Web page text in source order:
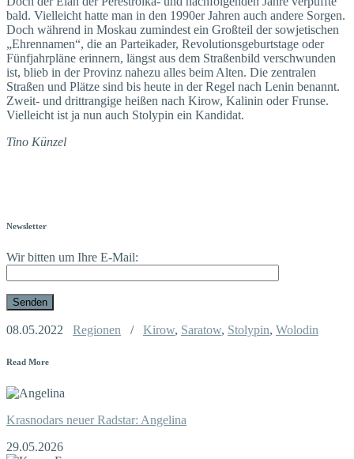
bald. Vielleicht hatte man in den 1990er Jahren auch andere Sorgen.
Doch während in Moskau zumindest ein Großteil der sowjetischen
„Ehrennamen“, die an Parteikader, Revolutionsgeburtstage oder
Fünfjahrpläne erinnern, längst aus dem Straßenbild verschwunden
ist, blieb in der Provinz nahezu alles beim Alten. Die zentralen
Straßen und Plätze sind bis heute in der Regel nach Lenin benannt.
Zweit- und drittrangige heißen nach Kirow, Kalinin oder Frunse.
Vielleicht ist ja nun auch Stolypin ein Kandidat.
Tino Künzel
Newsletter
Wir bitten um Ihre E-Mail:
08.05.2022 Regionen / Kirow, Saratow, Stolypin, Wolodin
Read More
Krasnodars neuer Radstar: Angelina
29.05.2026